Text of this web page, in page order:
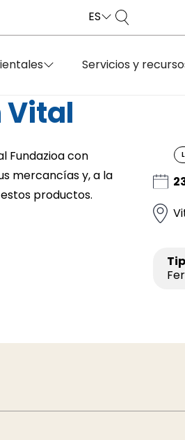
ES
Servicios y
Vital
Fundazioa con
mercancías y, a la
productos.